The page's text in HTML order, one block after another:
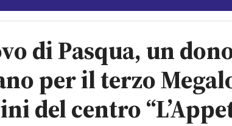
di Pasqua, un
per il terzo
del centro